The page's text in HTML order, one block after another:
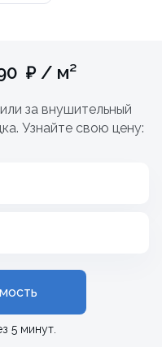
₽ / м²
за внушительный
Узнайте свою цену:
5 минут.